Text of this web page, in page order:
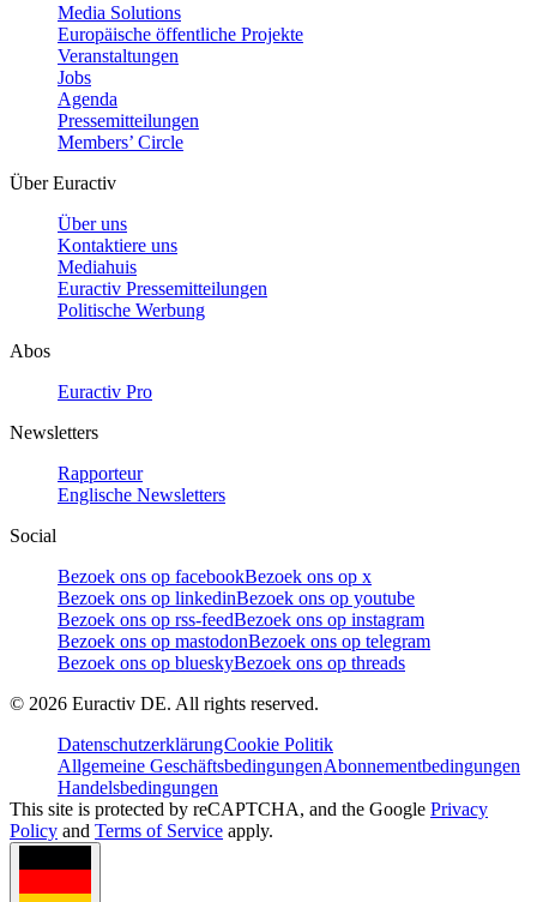
Media Solutions
Europäische öffentliche Projekte
Veranstaltungen
Jobs
Agenda
Pressemitteilungen
Members’ Circle
Über Euractiv
Über uns
Kontaktiere uns
Mediahuis
Euractiv Pressemitteilungen
Politische Werbung
Abos
Euractiv Pro
Newsletters
Rapporteur
Englische Newsletters
Social
Bezoek ons op facebookBezoek ons op x
Bezoek ons op linkedinBezoek ons op youtube
Bezoek ons op rss-feedBezoek ons op instagram
Bezoek ons op mastodonBezoek ons op telegram
Bezoek ons op blueskyBezoek ons op threads
© 2026 Euractiv DE. All rights reserved.
DatenschutzerklärungCookie Politik
Allgemeine GeschäftsbedingungenAbonnementbedingungen
Handelsbedingungen
This site is protected by reCAPTCHA, and the Google Privacy
Policy and Terms of Service apply.